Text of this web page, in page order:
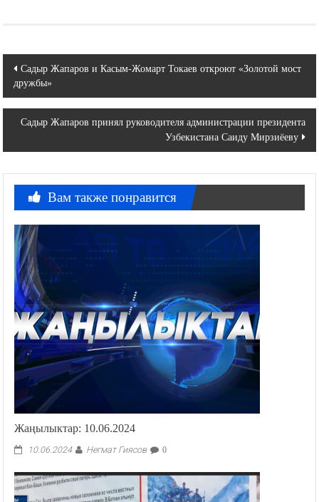
Навигация
по
записям
Садыр Жапаров и Касым-Жомарт Токаев откроют «Золотой мост
дружбы»
Садыр Жапаров принял руководителя администрации президента
Узбекистана Саиду Мирзиёеву
Вам также понравится
Жаңылыктар: 10.06.2024
10.06.2024 Негмат Гиясов 0